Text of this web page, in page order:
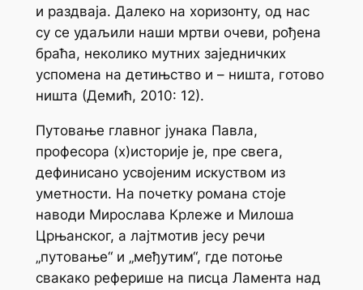
и раздваја. Далеко на хоризонту, од нас
су се удаљили наши мртви очеви, рођена
браћа, неколико мутних заједничких
успомена на детињство и – ништа, готово
ништа (Демић, 2010: 12).
Путовање главног јунака Павла,
професора (х)историје је, пре свега,
дефинисано усвојеним искуством из
уметности. На почетку романа стоје
наводи Мирослава Крлеже и Милоша
Црњанског, а лајтмотив јесу речи
„путовање“ и „међутим“, где потоње
свакако реферише на писца Ламента над